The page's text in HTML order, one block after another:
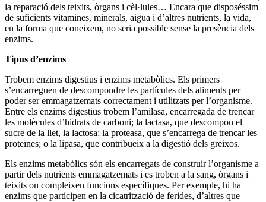
la reparació dels teixits, òrgans i cèl·lules… Encara que disposéssim
de suficients vitamines, minerals, aigua i d’altres nutrients, la vida,
en la forma que coneixem, no seria possible sense la presència dels
enzims.
Tipus d’enzims
Trobem enzims digestius i enzims metabòlics. Els primers
s’encarreguen de descompondre les partícules dels aliments per
poder ser emmagatzemats correctament i utilitzats per l’organisme.
Entre els enzims digestius trobem l’amilasa, encarregada de trencar
les molècules d’hidrats de carboni; la lactasa, que descompon el
sucre de la llet, la lactosa; la proteasa, que s’encarrega de trencar les
proteïnes; o la lipasa, que contribueix a la digestió dels greixos.
Els enzims metabòlics són els encarregats de construir l’organisme a
partir dels nutrients emmagatzemats i es troben a la sang, òrgans i
teixits on compleixen funcions específiques. Per exemple, hi ha
enzims que participen en la cicatrització de ferides, d’altres que